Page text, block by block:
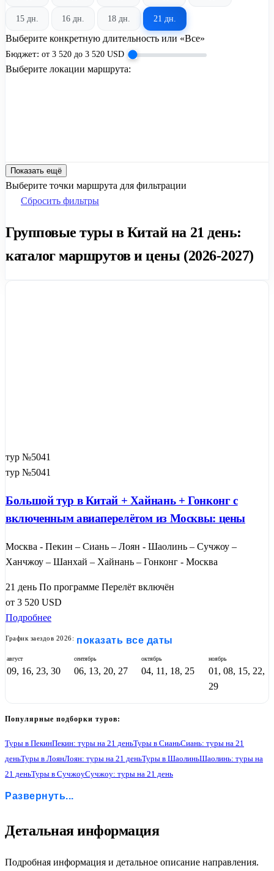
15 дн. 16 дн. 18 дн. 21 дн.
Выберите конкретную длительность или «Все»
Бюджет: от 3 520 до 3 520 USD
Выберите локации маршрута:
Показать ещё
Выберите точки маршрута для фильтрации
Сбросить фильтры
Групповые туры в Китай на 21 день:
каталог маршрутов и цены (2026-2027)
1
тур №5041
тур №5041
Большой тур в Китай + Хайнань + Гонконг с
включенным авиаперелётом из Москвы: цены
Москва - Пекин – Сиань – Лоян - Шаолинь – Сучжоу –
Ханчжоу – Шанхай – Хайнань – Гонконг - Москва
21 день По программе Перелёт включён
от 3 520 USD
Подробнее
График заездов 2026: показать все даты
август
09, 16, 23, 30
сентябрь
06, 13, 20, 27
октябрь
04, 11, 18, 25
ноябрь
01, 08, 15, 22,
29
Популярные подборки туров:
Туры в ПекинПекин: туры на 21 деньТуры в СианьСиань: туры на 21
деньТуры в ЛоянЛоян: туры на 21 деньТуры в ШаолиньШаолинь: туры на
21 деньТуры в СучжоуСучжоу: туры на 21 день
Шанхай: туры на 21 день
Развернуть...
Детальная информация
Подробная информация и детальное описание направления.